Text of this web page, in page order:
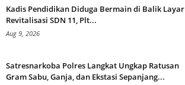
Kadis Pendidikan Diduga Bermain di Balik Layar
Revitalisasi SDN 11, Plt...
Aug 9, 2026
Satresnarkoba Polres Langkat Ungkap Ratusan
Gram Sabu, Ganja, dan Ekstasi Sepanjang...